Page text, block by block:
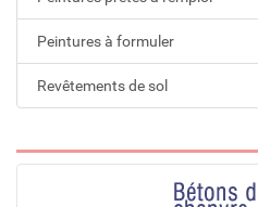
Peintures à formuler
Revêtements de sol